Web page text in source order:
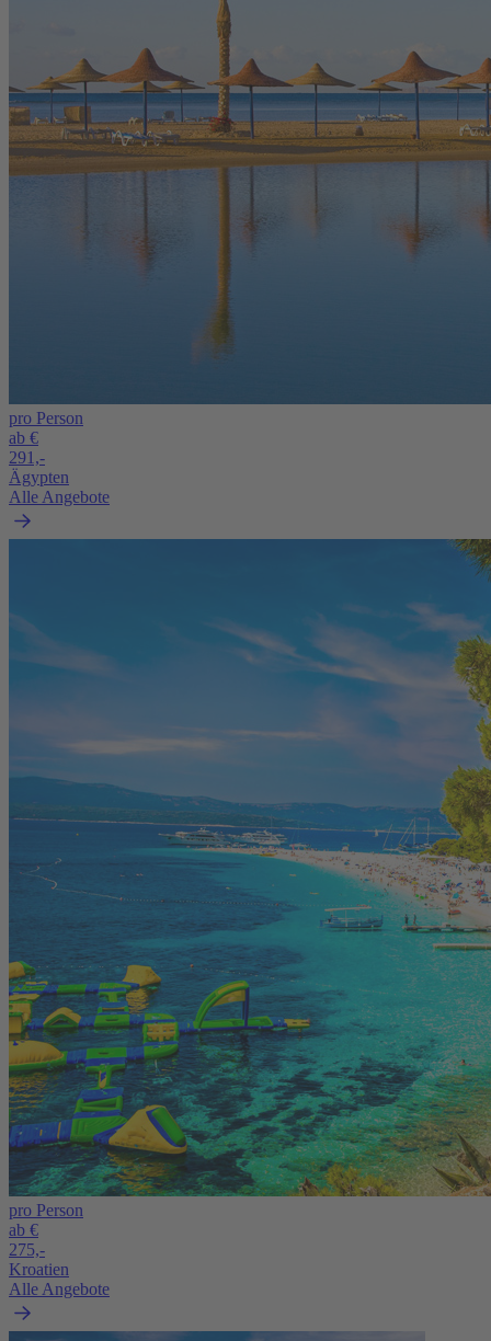
pro Person
ab €
291,-
Ägypten
Alle Angebote
pro Person
ab €
275,-
Kroatien
Alle Angebote